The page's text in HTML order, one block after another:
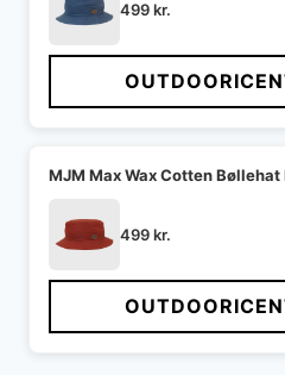
499kr.
MJM Max Wax Cotten Bøllehat
499kr.